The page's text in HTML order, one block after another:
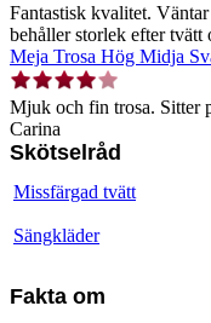
Fantastisk kvalitet.
behåller storlek efter tvätt
Meja Trosa Hög Midja
Mjuk och fin trosa. Sitter
Carina
Skötselråd
Missfärgad tvätt
Sängkläder
Fakta om